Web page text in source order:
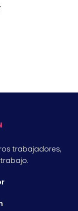
trabajadores,